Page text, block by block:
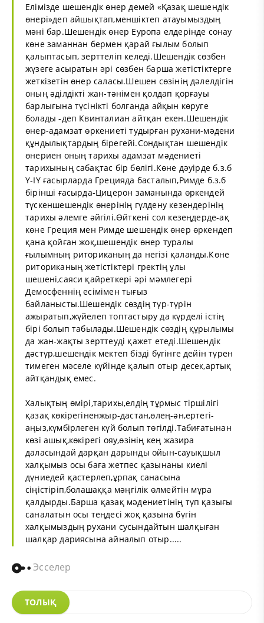
Елімізде шешендік өнер демей «Қазақ шешендік
өнері»деп айшықтап,меншіктеп атауымыздың
мәні бар.Шешендік өнер Еуропа елдерінде сонау
көне заманнан бермен қарай ғылым болып
қалыптасып, зерттеліп келеді.Шешендік сөзбен
жүзеге асыратын әрі сөзбен барша жетістіктерге
жеткізетін өнер саласы.Шешен сөзінің дәлелдігін
оның әділдікті жан-тәнімен қолдап қорғауы
барлығына түсінікті болғанда айқын көруге
болады -деп Квинталиан айтқан екен.Шешендік
өнер-адамзат өркениеті тудырған рухани-мәдени
құндылықтардың бірегейі.Сондықтан шешендік
өнериен оның тарихы адамзат мәдениеті
тарихының сабақтас бір бөлігі.Көне дәуірде б.з.б
Y-IY ғасырларда Грецияда басталып,Римде б.з.б
бірінші ғасырда-Цицерон заманында өркендей
түскеншешендік өнерінің гүлдену кезендерінің
тарихы әлемге әйгілі.Өйткені сол кезеңдерде-ақ
көне Греция мен Римде шешендік өнер өркендеп
қана қойған жоқ,шешендік өнер туралы
ғылымның риториканың да негізі қаланды.Көне
риториканың жетістіктері гректің ұлы
шешені,саяси қайреткері әрі мәмлегері
Демосфеннің есімімен тығыз
байланысты.Шешендік сөздің түр-түрін
ажыратып,жүйелеп топтастыру да күрделі істің
бірі болып табылады.Шешендік сөздің құрылымы
да жан-жақты зерттеуді қажет етеді.Шешендік
дәстүр,шешендік мектеп бізді бүгінге дейін түрен
тимеген мәселе күйінде қалып отыр десек,артық
айтқандық емес.
Халықтың өмірі,тарихы,елдің тұрмыс тіршілігі
қазақ көкірегіненжыр-дастан,өлең-ән,ертегі-
аңыз,күмбірлеген күй болып төгілді.Табиғатынан
көзі ашық,көкірегі ояу,өзінің кең жазира
даласындай дарқан дарынды ойын-сауықшыл
халқымыз осы баға жетпес қазынаны киелі
дүниедей қастерлеп,ұрпақ санасына
сіңістіріп,болашаққа мәңгілік өлмейтін мұра
қалдырды.Барша қазақ мәдениетінің түп қазығы
саналатын осы теңдесі жоқ қазына бүгін
халқымыздың рухани сусындайтын шалқыған
шалқар дариясына айналып отыр.....
Эсселер
ТОЛЫҚ